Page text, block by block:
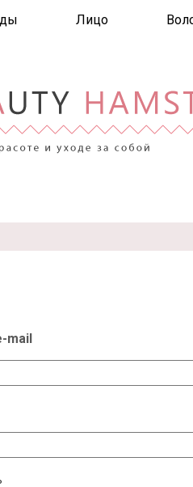
Лицо
mail